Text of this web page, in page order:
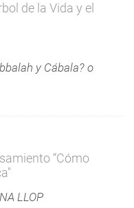
de la Vida y el
y Cábala? o
“Cómo
LLOP